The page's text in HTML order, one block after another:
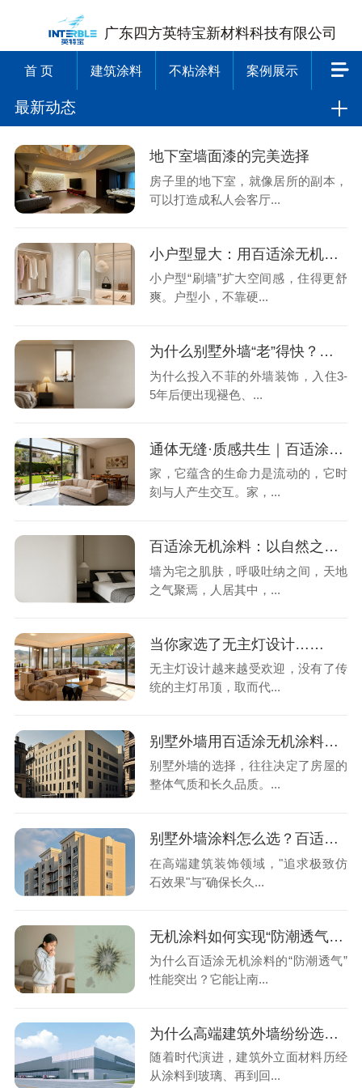
广东四方英特宝新材料科技有限公司
首 页 建筑涂料 不粘涂料 案例展示
最新动态
地下室墙面漆的完美选择
房子里的地下室，就像居所的副本，
可以打造成私人会客厅...
小户型显大：用百适涂无机石灰石涂料，刷大空间感
小户型“刷墙”扩大空间感，住得更舒
爽。户型小，不靠硬...
为什么别墅外墙“老”得快？百适涂无机涂料破解墙面老化难题
为什么投入不菲的外墙装饰，入住3-
5年后便出现褪色、...
通体无缝·质感共生｜百适涂无机石灰石涂料，为您家定制专属的氛围感
家，它蕴含的生命力是流动的，它时
刻与人产生交互。家，...
百适涂无机涂料：以自然之道，养居家风水
墙为宅之肌肤，呼吸吐纳之间，天地
之气聚焉，人居其中，...
当你家选了无主灯设计……
无主灯设计越来越受欢迎，没有了传
统的主灯吊顶，取而代...
别墅外墙用百适涂无机涂料，让墙面经得起时间的考验！
别墅外墙的选择，往往决定了房屋的
整体气质和长久品质。...
别墅外墙涂料怎么选？百适涂无机大理石漆，美学与耐久性的完美统一
在高端建筑装饰领域，"追求极致仿
石效果"与"确保长久...
无机涂料如何实现“防潮透气”？
为什么百适涂无机涂料的“防潮透气”
性能突出？它能让南...
为什么高端建筑外墙纷纷选择百适涂无机大理石涂料？
随着时代演进，建筑外立面材料历经
从涂料到玻璃、再到回...